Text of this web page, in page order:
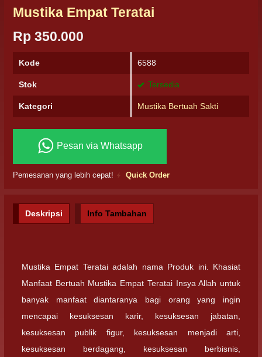
Mustika Empat Teratai
Rp 350.000
Kode 6588
Stok Tersedia
Kategori Mustika Bertuah Sakti
Pesan via Whatsapp
Pemesanan yang lebih cepat! Quick Order
Deskripsi Info Tambahan
Mustika Empat Teratai adalah nama Produk ini. Khasiat
Manfaat Bertuah Mustika Empat Teratai Insya Allah untuk
banyak manfaat diantaranya bagi orang yang ingin
mencapai kesuksesan karir, kesuksesan jabatan,
kesuksesan publik figur, kesuksesan menjadi arti,
kesuksesan berdagang, kesuksesan berbisnis,